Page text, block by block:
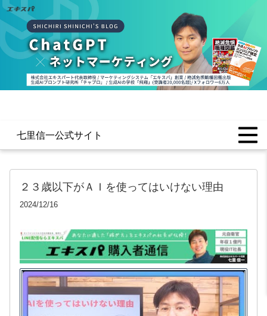
七里信一公式サイト
２３歳以下がＡＩを使ってはいけない理由
2024/12/16